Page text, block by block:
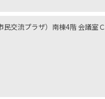
交流プラザ）南棟4階 会議室Ｃ